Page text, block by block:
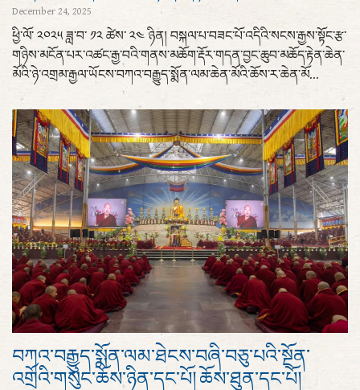
December 24, 2025
ཕྱི་ལོ་ ༢༠༢༥ ཟླ་བ་ ༡༢ ཚེས་ ༢༤ ཉིན། བསྐལ་པ་བཟང་པོ་འདིའི་སངས་རྒྱས་སྟོང་རྩ་
གཉིས་མངོན་པར་འཚང་རྒྱ་བའི་གནས་མཆོག་རྡོར་གདན་བྱང་ཆུབ་མཆོད་རྟེན་ཆེན་
མོའི་ཉེ་འགྲམ་རྒྱལ་ཡོངས་བཀའ་བརྒྱུད་སྨོན་ལམ་ཆེན་མོའི་ཆོས་ར་ཆེན་མོ...
བཀའ་བརྒྱུད་སྨོན་ལམ་ཐེངས་བཞི་བཅུ་པའི་སྔོན་
འགྲོའི་གསུང་ཆོས་ཉིན་དང་པོ། ཆོས་ཐུན་དང་པོ།